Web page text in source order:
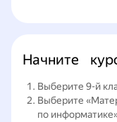
Начните
Выберите 9-й
по